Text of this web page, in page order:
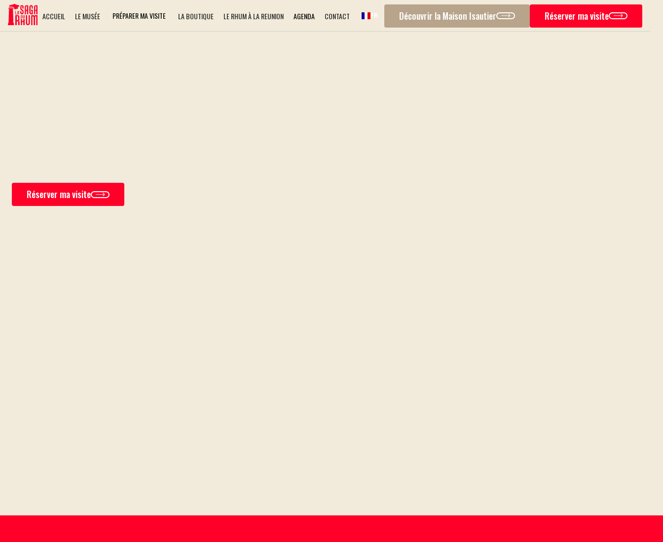
ACCUEIL LE MUSÉE PRÉPARER MA VISITE LA BOUTIQUE LE RHUM À LA REUNION AGENDA CONTACT FR Découvrir la Maison Isautier Réserver ma visite
Réserver ma visite